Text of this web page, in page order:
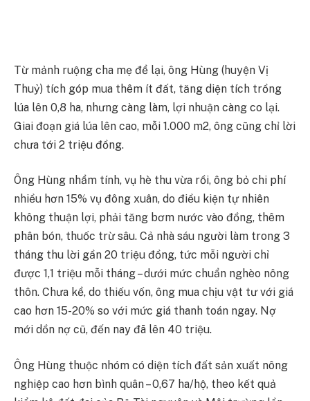
Từ mảnh ruộng cha mẹ để lại, ông Hùng (huyện Vị
Thuỷ) tích góp mua thêm ít đất, tăng diện tích trồng
lúa lên 0,8 ha, nhưng càng làm, lợi nhuận càng co lại.
Giai đoạn giá lúa lên cao, mỗi 1.000 m2, ông cũng chỉ lời
chưa tới 2 triệu đồng.
Ông Hùng nhẩm tính, vụ hè thu vừa rồi, ông bỏ chi phí
nhiều hơn 15% vụ đông xuân, do điều kiện tự nhiên
không thuận lợi, phải tăng bơm nước vào đồng, thêm
phân bón, thuốc trừ sâu. Cả nhà sáu người làm trong 3
tháng thu lời gần 20 triệu đồng, tức mỗi người chỉ
được 1,1 triệu mỗi tháng – dưới mức chuẩn nghèo nông
thôn. Chưa kể, do thiếu vốn, ông mua chịu vật tư với giá
cao hơn 15-20% so với mức giá thanh toán ngay. Nợ
mới dồn nợ cũ, đến nay đã lên 40 triệu.
Ông Hùng thuộc nhóm có diện tích đất sản xuất nông
nghiệp cao hơn bình quân – 0,67 ha/hộ, theo kết quả